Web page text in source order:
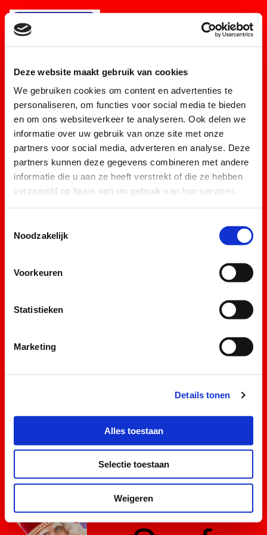
Deze website maakt gebruik van cookies
We gebruiken cookies om content en advertenties te
personaliseren, om functies voor social media te bieden
en om ons websiteverkeer te analyseren. Ook delen we
informatie over uw gebruik van onze site met onze
partners voor social media, adverteren en analyse. Deze
partners kunnen deze gegevens combineren met andere
informatie die u aan ze heeft verstrekt of die ze hebben
verzameld op basis van uw gebruik van hun services.
Noodzakelijk
Voorkeuren
Statistieken
Marketing
Details tonen
Alles toestaan
Selectie toestaan
Weigeren
Powered by